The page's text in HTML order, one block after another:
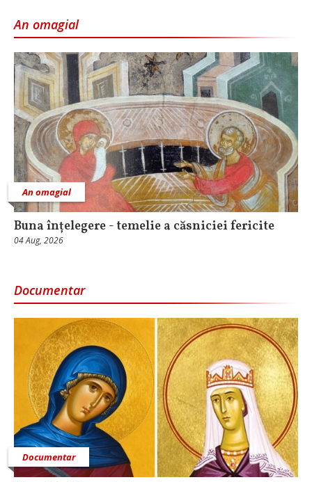
An omagial
An omagial
Buna înțelegere - temelie a căsniciei fericite
04 Aug, 2026
Documentar
Documentar